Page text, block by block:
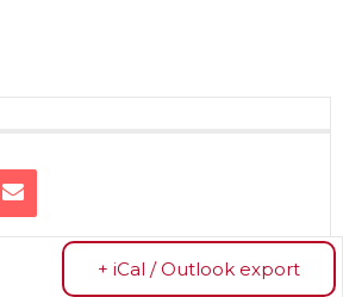
+ iCal / Outlook export